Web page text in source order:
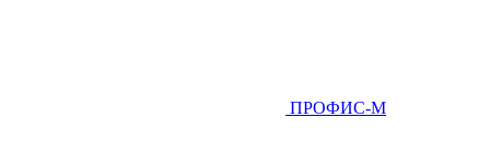
ПРОФИС-М